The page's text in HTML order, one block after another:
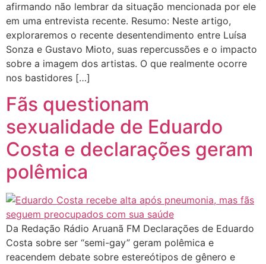
afirmando não lembrar da situação mencionada por ele
em uma entrevista recente. Resumo: Neste artigo,
exploraremos o recente desentendimento entre Luísa
Sonza e Gustavo Mioto, suas repercussões e o impacto
sobre a imagem dos artistas. O que realmente ocorre
nos bastidores […]
Fãs questionam
sexualidade de Eduardo
Costa e declarações geram
polêmica
Da Redação Rádio Aruanã FM Declarações de Eduardo
Costa sobre ser “semi-gay” geram polêmica e
reacendem debate sobre estereótipos de gênero e